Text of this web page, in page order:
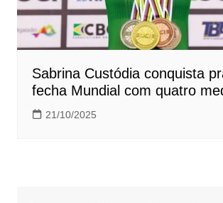
Sabrina Custódia conquista
fecha Mundial com quatro
21/10/2025